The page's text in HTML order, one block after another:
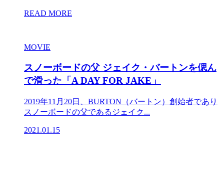
READ MORE
MOVIE
スノーボードの父 ジェイク・バートンを偲ん
で滑った「A DAY FOR JAKE」
2019年11月20日、BURTON（バートン）創始者であり
スノーボードの父であるジェイク...
2021.01.15